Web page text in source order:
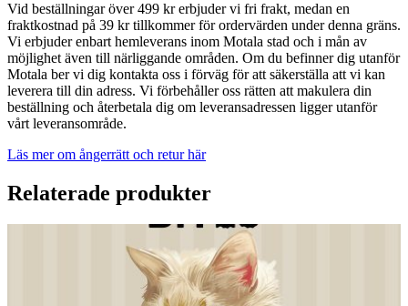
Vid beställningar över 499 kr erbjuder vi fri frakt, medan en
fraktkostnad på 39 kr tillkommer för ordervärden under denna gräns.
Vi erbjuder enbart hemleverans inom Motala stad och i mån av
möjlighet även till närliggande områden. Om du befinner dig utanför
Motala ber vi dig kontakta oss i förväg för att säkerställa att vi kan
leverera till din adress. Vi förbehåller oss rätten att makulera din
beställning och återbetala dig om leveransadressen ligger utanför
vårt leveransområde.
Läs mer om ångerrätt och retur här
Relaterade produkter